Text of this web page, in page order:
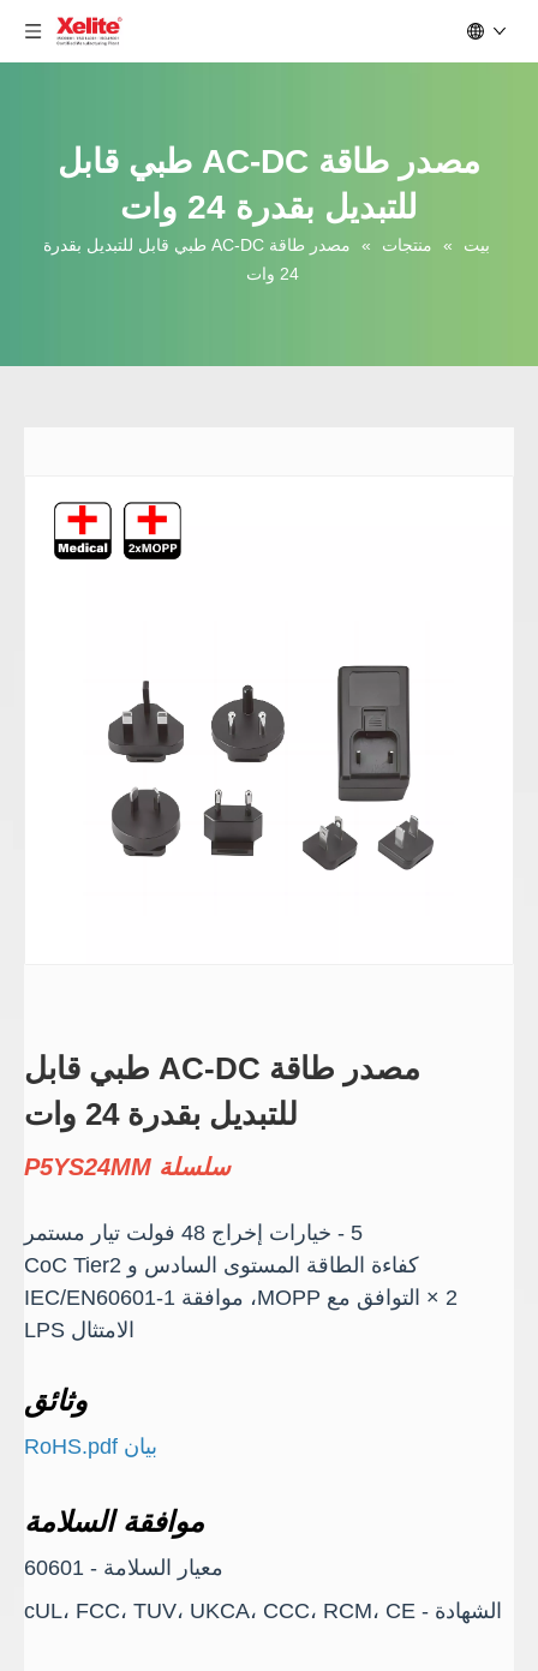
مصدر طاقة AC-DC طبي قابل
للتبديل بقدرة 24 وات
بيت » منتجات »
مصدر طاقة AC-DC طبي قابل للتبديل بقدرة
24 وات
مصدر طاقة AC-DC طبي قابل
للتبديل بقدرة 24 وات
سلسلة P5YS24MM
5 - خيارات إخراج 48 فولت تيار مستمر
كفاءة الطاقة المستوى السادس و CoC Tier2
2 × التوافق مع MOPP، موافقة IEC/EN60601-1
الامتثال LPS
وثائق
بيان RoHS.pdf
موافقة السلامة
معيار السلامة - 60601
الشهادة - cUL، FCC، TUV، UKCA، CCC، RCM، CE